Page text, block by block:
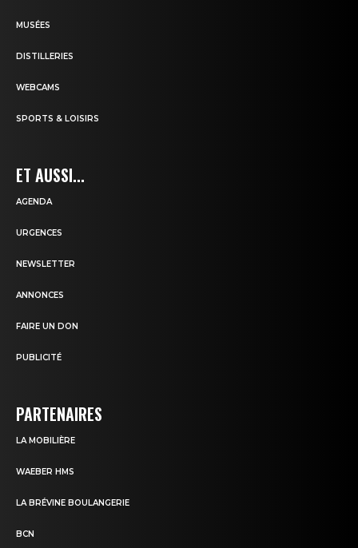
MUSÉES
DISTILLERIES
WEBCAMS
SPORTS & LOISIRS
ET AUSSI...
AGENDA
URGENCES
NEWSLETTER
ANNONCES
FAIRE UN DON
PUBLICITÉ
PARTENAIRES
LA MOBILIÈRE
WAEBER HMS
LA BRÉVINE BOULANGERIE
BCN